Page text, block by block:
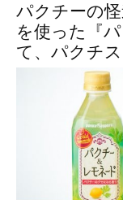
パクチーの
を使った『
て、パクチ